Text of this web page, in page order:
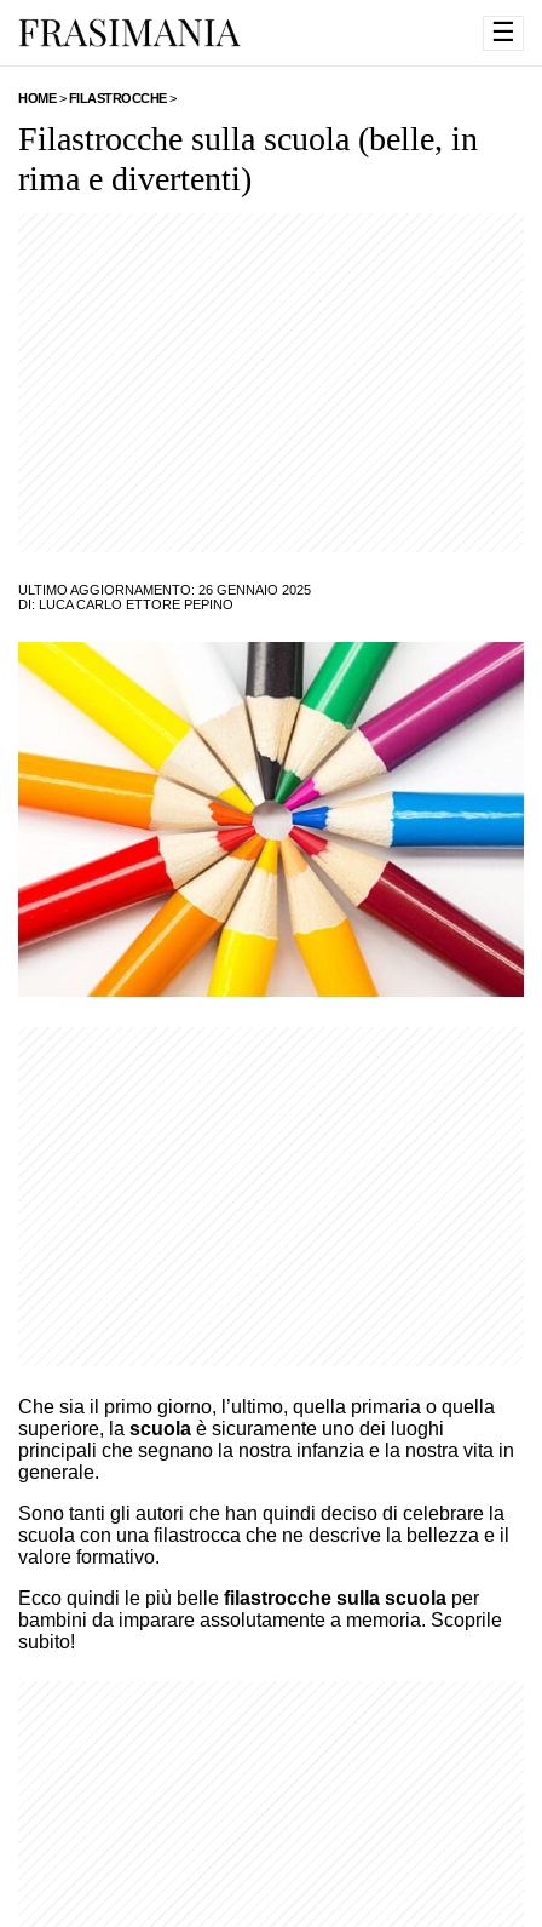
☰
HOME>FILASTROCCHE>
Filastrocche sulla scuola (belle, in
rima e divertenti)
ULTIMO AGGIORNAMENTO: 26 GENNAIO 2025
DI: LUCA CARLO ETTORE PEPINO
Che sia il primo giorno, l’ultimo, quella primaria o quella
superiore, la scuola è sicuramente uno dei luoghi
principali che segnano la nostra infanzia e la nostra vita in
generale.
Sono tanti gli autori che han quindi deciso di celebrare la
scuola con una filastrocca che ne descrive la bellezza e il
valore formativo.
Ecco quindi le più belle filastrocche sulla scuola per
bambini da imparare assolutamente a memoria. Scoprile
subito!